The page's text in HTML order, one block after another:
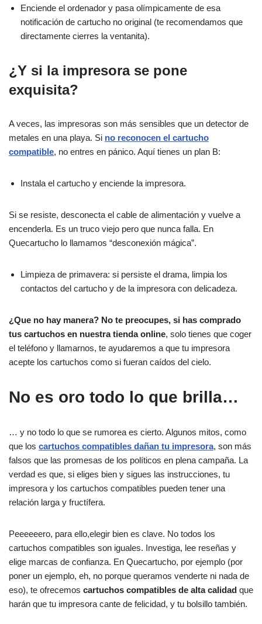
Enciende el ordenador y pasa olímpicamente de esa
notificación de cartucho no original (te recomendamos que
directamente cierres la ventanita).
¿Y si la impresora se pone
exquisita?
A veces, las impresoras son más sensibles que un detector de
metales en una playa. Si no reconocen el cartucho
compatible, no entres en pánico. Aquí tienes un plan B​​:
Instala el cartucho y enciende la impresora.
Si se resiste, desconecta el cable de alimentación y vuelve a
encenderla. Es un truco viejo pero que nunca falla. En
Quecartucho lo llamamos “desconexión mágica”.
Limpieza de primavera: si persiste el drama, limpia los
contactos del cartucho y de la impresora con delicadeza.
¿Que no hay manera? No te preocupes, si has comprado
tus cartuchos en nuestra tienda online, solo tienes que coger
el teléfono y llamarnos, te ayudaremos a que tu impresora
acepte los cartuchos como si fueran caídos del cielo.
No es oro todo lo que brilla…
… y no todo lo que se rumorea es cierto. Algunos mitos, como
que los cartuchos compatibles dañan tu impresora, son más
falsos que las promesas de los políticos en plena campaña. La
verdad es que, si eliges bien y sigues las instrucciones, tu
impresora y los cartuchos compatibles pueden tener una
relación larga y fructífera.
Peeeeeero, para ello,elegir bien es clave. No todos los
cartuchos compatibles son iguales. Investiga, lee reseñas y
elige marcas de confianza. En Quecartucho, por ejemplo (por
poner un ejemplo, eh, no porque queramos venderte ni nada de
eso), te ofrecemos cartuchos compatibles de alta calidad que
harán que tu impresora cante de felicidad, y tu bolsillo también.